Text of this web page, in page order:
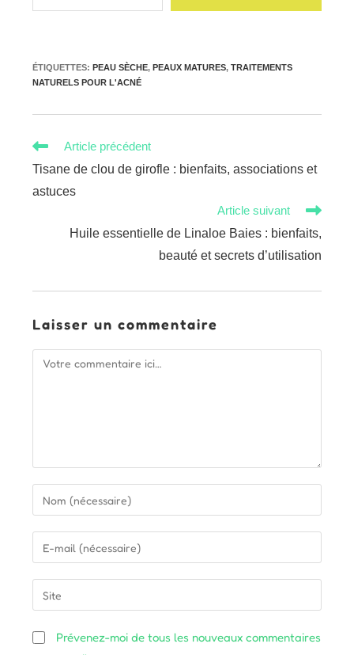
ÉTIQUETTES: PEAU SÈCHE, PEAUX MATURES, TRAITEMENTS
NATURELS POUR L'ACNÉ
Read
articles
Article précédent
Tisane de clou de girofle : bienfaits, associations et
astuces
Article suivant
Huile essentielle de Linaloe Baies : bienfaits,
beauté et secrets d’utilisation
Laisser un commentaire
Comment
your
name
comment
your
email
address
comment
l’URL
votre
Prévenez-moi de tous les nouveaux commentaires